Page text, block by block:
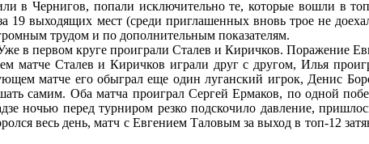
в Чернигов, попали исключительно те, которые вошли в
19 выходящих мест (среди приглашенных вновь трое не
трудом и по дополнительным показателям.
в первом круге проиграли Сталев и Киричков. Поражение
Сталев и Киричков играли друг с другом, Илья
матче его обыграл еще один луганский игрок, Денис
самим. Оба матча проиграл Сергей Ермаков, по одной
перед турниром резко подскочило давление,
весь день, матч с Евгением Таловым за выход в топ-12